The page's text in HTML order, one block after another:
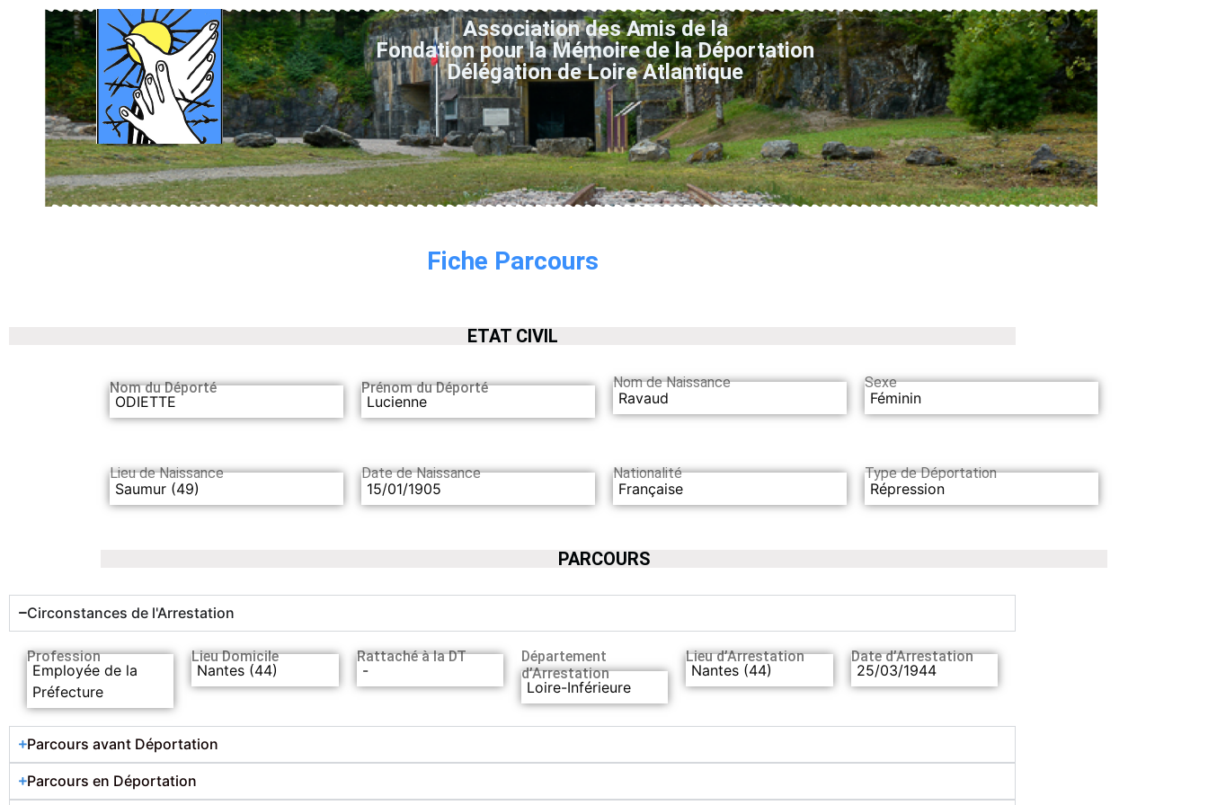
Association des Amis de la
Fondation pour la Mémoire de la Déportation
Délégation de Loire Atlantique
Fiche Parcours
ETAT CIVIL
Nom du Déporté
ODIETTE
Prénom du Déporté
Lucienne
Nom de Naissance
Ravaud
Sexe
Féminin
Lieu de Naissance
Saumur (49)
Date de Naissance
15/01/1905
Nationalité
Française
Type de Déportation
Répression
PARCOURS
Circonstances de l'Arrestation
Profession
Employée de la
Préfecture
Lieu Domicile
Nantes (44)
Rattaché à la DT
-
Département
d’Arrestation
Loire-Inférieure
Lieu d’Arrestation
Nantes (44)
Date d’Arrestation
25/03/1944
Parcours avant Déportation
Parcours en Déportation